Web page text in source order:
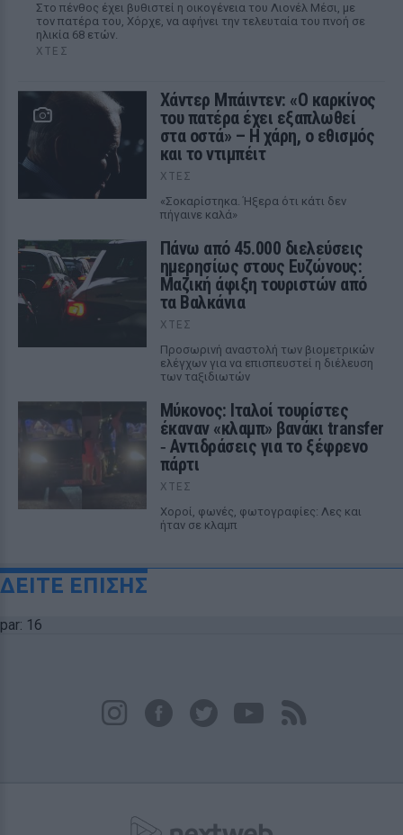
Στο πένθος έχει βυθιστεί η οικογένεια του Λιονέλ Μέσι, με
τον πατέρα του, Χόρχε, να αφήνει την τελευταία του πνοή σε
ηλικία 68 ετών.
ΧΤΕΣ
Χάντερ Μπάιντεν: «Ο καρκίνος
του πατέρα έχει εξαπλωθεί
στα οστά» – Η χάρη, ο εθισμός
και το ντιμπέιτ
ΧΤΕΣ
«Σοκαρίστηκα. Ήξερα ότι κάτι δεν
πήγαινε καλά»
Πάνω από 45.000 διελεύσεις
ημερησίως στους Ευζώνους:
Μαζική άφιξη τουριστών από
τα Βαλκάνια
ΧΤΕΣ
Προσωρινή αναστολή των βιομετρικών
ελέγχων για να επισπευστεί η διέλευση
των ταξιδιωτών
Μύκονος: Ιταλοί τουρίστες
έκαναν «κλαμπ» βανάκι transfer
‑ Αντιδράσεις για το ξέφρενο
πάρτι
ΧΤΕΣ
Χοροί, φωνές, φωτογραφίες: Λες και
ήταν σε κλαμπ
ΔΕΙΤΕ ΕΠΙΣΗΣ
par: 16